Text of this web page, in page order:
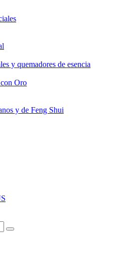
y quemadores de esencia
Oro
y de Feng Shui